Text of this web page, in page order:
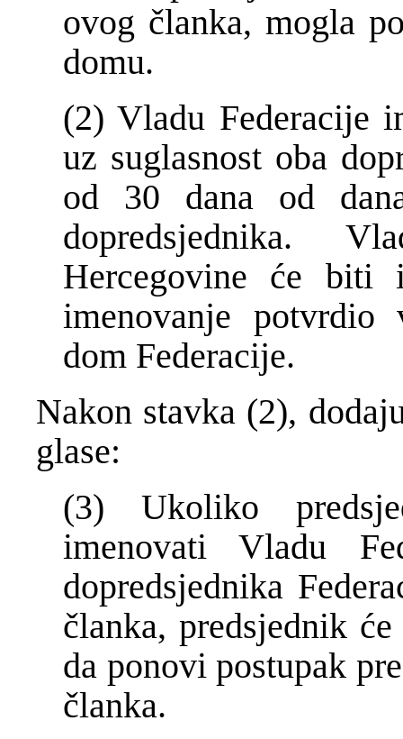
ovog članka, mogla
domu.
(2) Vladu Federacije
uz suglasnost oba
od 30 dana od
dopredsjednika.
Hercegovine će biti
imenovanje potvrdio
dom Federacije.
Nakon stavka (2),
glase:
(3) Ukoliko
imenovati Vladu
dopredsjednika
članka, predsjednik
da ponovi postupak
članka.